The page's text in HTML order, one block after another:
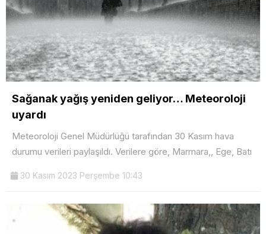
Sağanak yağış yeniden geliyor… Meteoroloji
uyardı
Meteoroloji Genel Müdürlüğü tarafından 30 Kasım hava
durumu verileri paylaşıldı. Verilere göre, Marmara,, Ege, Batı
30 Kasım 2023 Perşembe 10:43